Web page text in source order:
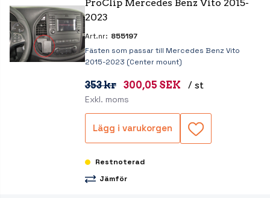
ProClip Mercedes Benz Vito 2015-
2023
Art.nr: 855197
Fästen som passar till Mercedes Benz Vito
2015-2023 (Center mount)
353 kr 300,05 SEK / st
Exkl. moms
Lägg i varukorgen
Restnoterad
Jämför